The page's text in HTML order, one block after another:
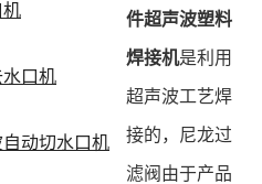
机
水口机
动切水口机
件超声波塑料
焊接机是利用
超声波工艺焊
接的，尼龙过
滤阀由于产品